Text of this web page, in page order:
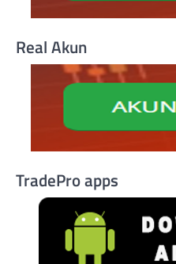
Real Akun
TradePro apps